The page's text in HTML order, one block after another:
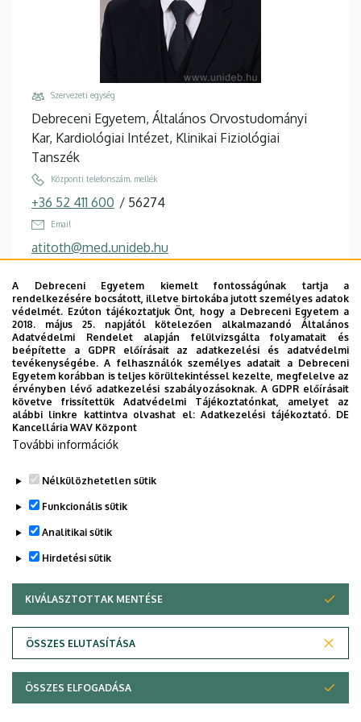
Szervezeti egység
Debreceni Egyetem, Általános Orvostudományi
Kar, Kardiológiai Intézet, Klinikai Fiziológiai
Tanszék
Központi telefonszám, mellék
+36 52 411 600 / 56274
Email
atitoth@med.unideb.hu
4032 Debrecen, Móricz Zsigmond körút 22.
Épület, emelet, ajtó
Auguszta I. Tömb , mélyföldszint, alsó földszint
(klinikai fiziológia)
Weboldalak
Website
Tudóstér profil
Leírás
Adatvédelem
Copyright © 2026 Unideb
A Debreceni Egyetem kiemelt fontosságúnak tartja a
rendelkezésére bocsátott, illetve birtokába jutott személyes adatok
védelmét. Ezúton tájékoztatjuk Önt, hogy a Debreceni Egyetem a
2018. május 25. napjától kötelezően alkalmazandó Általános
Adatvédelmi Rendelet alapján felülvizsgálta folyamatait és
beépítette a GDPR előírásait az adatkezelési és adatvédelmi
tevékenységébe. A felhasználók személyes adatait a Debreceni
Egyetem korábban is teljes körültekintéssel kezelte, megfelelve az
érvényben lévő adatkezelési szabályozásoknak. A GDPR előírásait
követve frissítettük Adatvédelmi Tájékoztatónkat, amelyet az
alábbi linkre kattintva olvashat el:Adatkezelési tájékoztató. DE
Kancellária WAV Központ
További információk
Nélkülözhetetlen sütik
Funkcionális sütik
Analitikai sütik
Hirdetési sütik
KIVÁLASZTOTTAK MENTÉSE
ÖSSZES ELUTASÍTÁSA
WITHDRAW CONSENT
ÖSSZES ELFOGADÁSA